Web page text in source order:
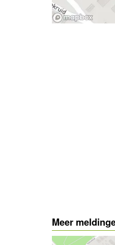
Meer